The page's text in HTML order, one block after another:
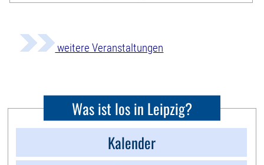
weitere Veranstaltungen
Was ist los in Leipzig?
Kalender